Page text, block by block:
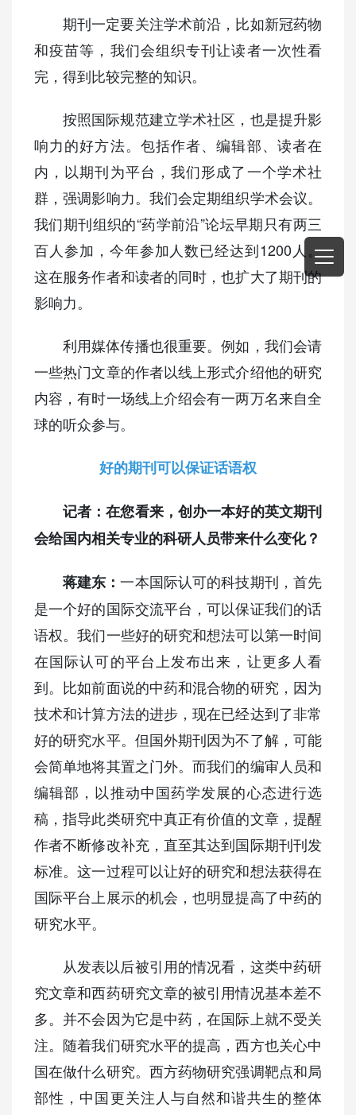
期刊一定要关注学术前沿，比如新冠药物
和疫苗等，我们会组织专刊让读者一次性看
完，得到比较完整的知识。
按照国际规范建立学术社区，也是提升影
响力的好方法。包括作者、编辑部、读者在
内，以期刊为平台，我们形成了一个学术社
群，强调影响力。我们会定期组织学术会议。
我们期刊组织的“药学前沿”论坛早期只有两三
百人参加，今年参加人数已经达到1200人。
这在服务作者和读者的同时，也扩大了期刊的
影响力。
利用媒体传播也很重要。例如，我们会请
一些热门文章的作者以线上形式介绍他的研究
内容，有时一场线上介绍会有一两万名来自全
球的听众参与。
好的期刊可以保证话语权
记者：在您看来，创办一本好的英文期刊
会给国内相关专业的科研人员带来什么变化？
蒋建东：一本国际认可的科技期刊，首先
是一个好的国际交流平台，可以保证我们的话
语权。我们一些好的研究和想法可以第一时间
在国际认可的平台上发布出来，让更多人看
到。比如前面说的中药和混合物的研究，因为
技术和计算方法的进步，现在已经达到了非常
好的研究水平。但国外期刊因为不了解，可能
会简单地将其置之门外。而我们的编审人员和
编辑部，以推动中国药学发展的心态进行选
稿，指导此类研究中真正有价值的文章，提醒
作者不断修改补充，直至其达到国际期刊刊发
标准。这一过程可以让好的研究和想法获得在
国际平台上展示的机会，也明显提高了中药的
研究水平。
从发表以后被引用的情况看，这类中药研
究文章和西药研究文章的被引用情况基本差不
多。并不会因为它是中药，在国际上就不受关
注。随着我们研究水平的提高，西方也关心中
国在做什么研究。西方药物研究强调靶点和局
部性，中国更关注人与自然和谐共生的整体